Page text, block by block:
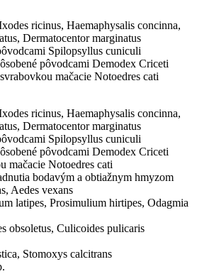
ricinus, Haemaphysalis concinna,
Dermatocentor marginatus
Spilopsyllus cuniculi
pôvodcami Demodex Criceti
mačacie Notoedres cati
ricinus, Haemaphysalis concinna,
Dermatocentor marginatus
Spilopsyllus cuniculi
pôvodcami Demodex Criceti
mačacie Notoedres cati
bodavým a obtiažnym hmyzom
Aedes vexans
latipes, Prosimulium hirtipes, Odagmia
obsoletus, Culicoides pulicaris
Stomoxys calcitrans